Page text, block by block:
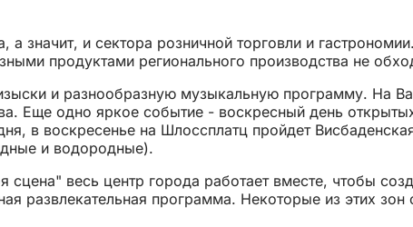
значит, и сектора розничной торговли и
продуктами регионального производства не
и разнообразную музыкальную программу. На
Еще одно яркое событие - воскресный день
в воскресенье на Шлоссплатц пройдет
и водородные).
весь центр города работает вместе, чтобы
развлекательная программа. Некоторые из этих